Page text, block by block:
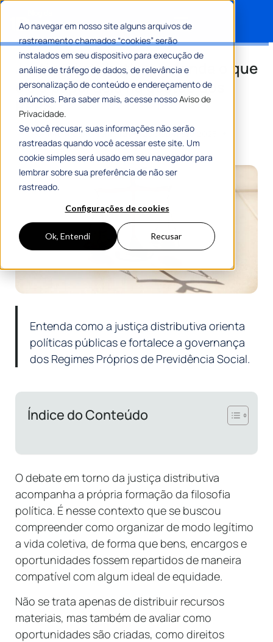
Ao navegar em nosso site alguns arquivos de
rastreamento chamados “cookies” serão
instalados em seu dispositivo para execução de
análise de tráfego de dados, de relevância e
personalização de conteúdo e endereçamento de
anúncios. Para saber mais, acesse nossoAviso de
Privacidade.
Se você recusar, suas informações não serão
rastreadas quando você acessar este site. Um
cookie simples será usado em seu navegador para
lembrar sobre sua preferência de não ser
rastreado.
Configurações de cookies
Ok, Entendi Recusar
Justiça distributiva: entenda o que
é e o papel dela na gestão dos
RPPS
Por Romulo Ribeiro Teixeira
23 Dezembro 2025
10 Min De Leitura
Entenda como a justiça distributiva orienta
políticas públicas e fortalece a governança
dos Regimes Próprios de Previdência Social.
Índice do Conteúdo
O debate em torno da justiça distributiva
acompanha a própria formação da filosofia
política. É nesse contexto que se buscou
compreender como organizar de modo legítimo
a vida coletiva, de forma que bens, encargos e
oportunidades fossem repartidos de maneira
compatível com algum ideal de equidade.
Não se trata apenas de distribuir recursos
materiais, mas também de avaliar como
oportunidades são criadas, como direitos